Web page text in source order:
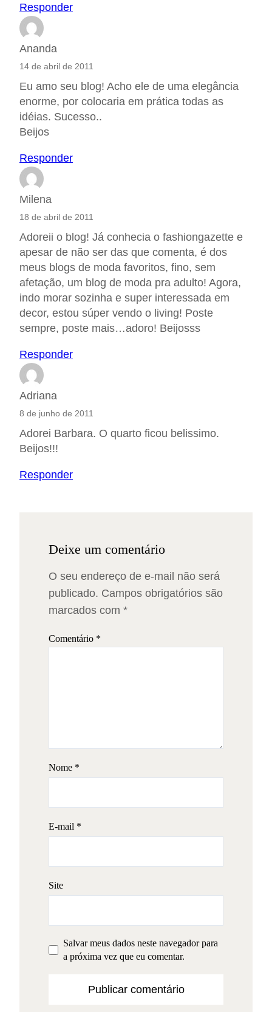
Responder
Ananda
14 de abril de 2011
Eu amo seu blog! Acho ele de uma elegância
enorme, por colocaria em prática todas as
idéias. Sucesso..
Beijos
Responder
Milena
18 de abril de 2011
Adoreii o blog! Já conhecia o fashiongazette e
apesar de não ser das que comenta, é dos
meus blogs de moda favoritos, fino, sem
afetação, um blog de moda pra adulto! Agora,
indo morar sozinha e super interessada em
decor, estou súper vendo o living! Poste
sempre, poste mais…adoro! Beijosss
Responder
Adriana
8 de junho de 2011
Adorei Barbara. O quarto ficou belissimo.
Beijos!!!
Responder
Deixe um comentário
O seu endereço de e-mail não será
publicado. Campos obrigatórios são
marcados com *
Comentário *
Nome *
E-mail *
Site
Salvar meus dados neste navegador para
a próxima vez que eu comentar.